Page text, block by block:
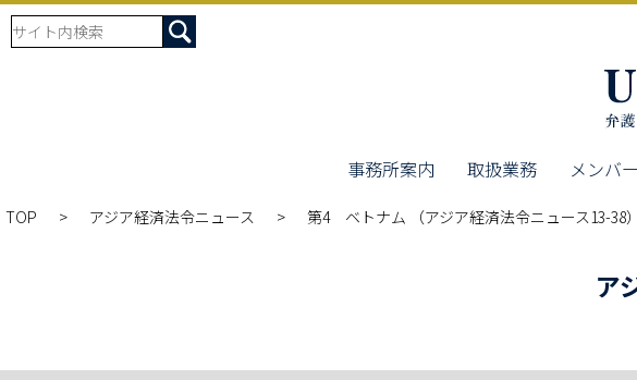
事務所案内 取扱業務 メンバ
TOP アジア経済法令ニュース 第4 ベトナム （アジア経済法令ニュース13-38）
ア